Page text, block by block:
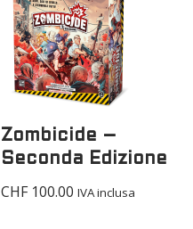
Zombicide –
Seconda Edizione
CHF100.00 IVA inclusa